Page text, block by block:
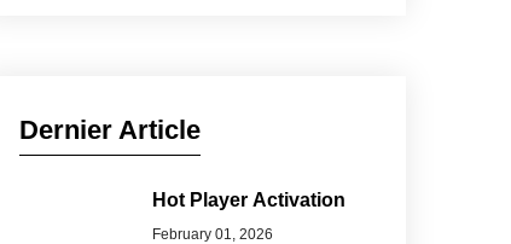
Dernier Article
Hot Player Activation
February 01, 2026